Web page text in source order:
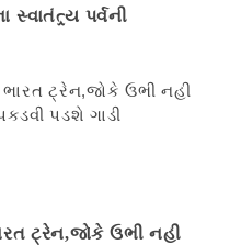
સ્વાતંત્ર્ય પર્વની
ટ્રેન,જોકે ઉભી નહી